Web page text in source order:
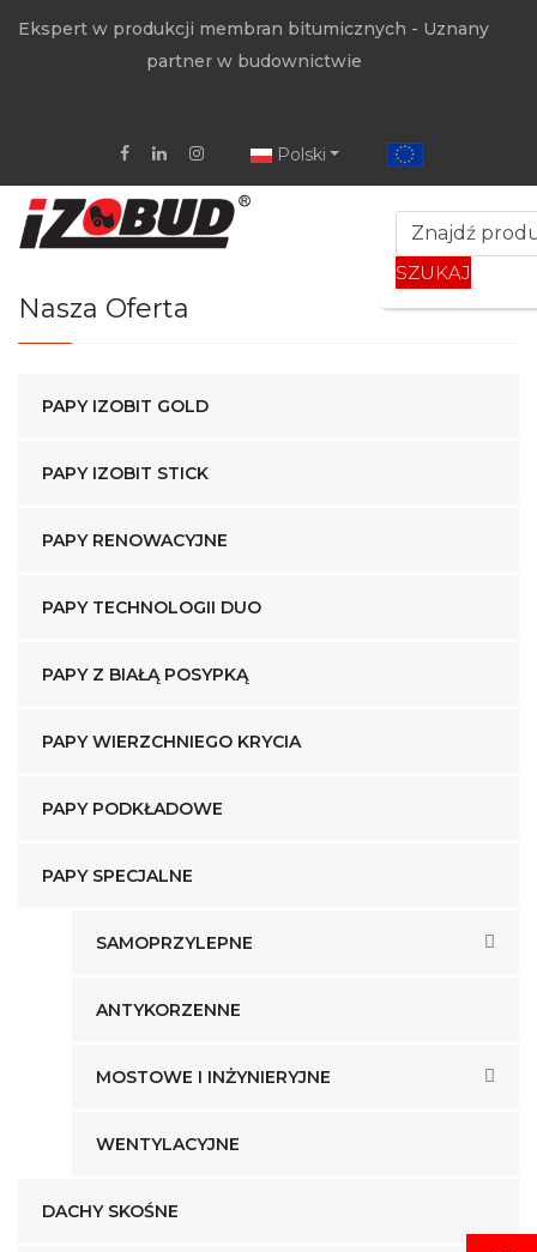
Ekspert w produkcji membran bitumicznych - Uznany
partner w budownictwie
Polski
Nasza Oferta
PAPY IZOBIT GOLD
PAPY IZOBIT STICK
PAPY RENOWACYJNE
PAPY TECHNOLOGII DUO
PAPY Z BIAŁĄ POSYPKĄ
PAPY WIERZCHNIEGO KRYCIA
PAPY PODKŁADOWE
PAPY SPECJALNE
SAMOPRZYLEPNE
ANTYKORZENNE
MOSTOWE I INŻYNIERYJNE
WENTYLACYJNE
DACHY SKOŚNE
SZUKAJ